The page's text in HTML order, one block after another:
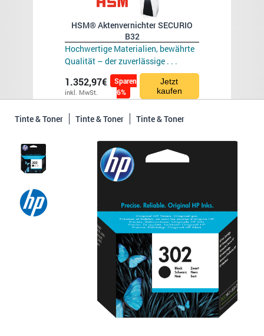
HSM® Aktenvernichter SECURIO
B32
Hochwertige Materialien, bewährte
Qualität – der zuverlässige . . .
1.352,97€
inkl. MwSt.
Sparen
6%
Jetzt
kaufen
Tinte & Toner Tinte & Toner Tinte & Toner